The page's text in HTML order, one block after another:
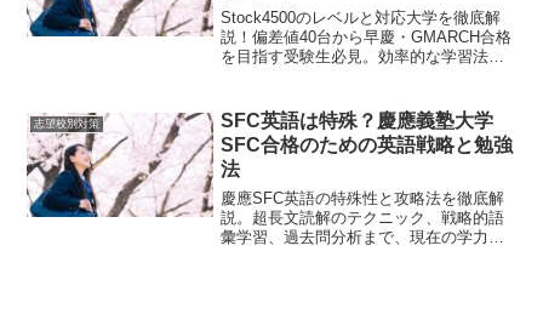
Stock4500のレベルと対応大学を徹底解
説！偏差値40台から早慶・GMARCH合格
を目指す受験生必見。効率的な学習法と
志望校別対策
SFC英語は特殊？慶應義塾大学
SFC合格のための英語戦略と勉強
法
慶應SFC英語の特殊性と攻略法を徹底解
説。超長文読解のテクニック、戦略的語
彙学習、過去問分析まで、現在の学力か